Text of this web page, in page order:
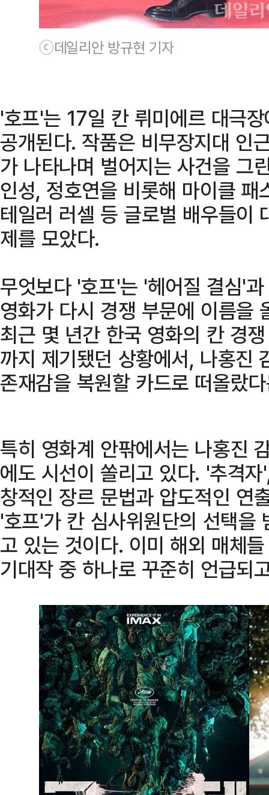
ⓒ데일리안 방규현 기자
'호프'는 17일 칸 뤼미에르 대극
공개된다. 작품은 비무장지대 인
가 나타나며 벌어지는 사건을 그
인성, 정호연을 비롯해 마이클
테일러 러셀 등 글로벌 배우들이
제를 모았다.
무엇보다 '호프'는 '헤어질 결심'
영화가 다시 경쟁 부문에 이름을
최근 몇 년간 한국 영화의 칸 경
까지 제기됐던 상황에서, 나홍진
존재감을 복원할 카드로 떠올랐
특히 영화계 안팎에서는 나홍진
에도 시선이 쏠리고 있다. '추격
창적인 장르 문법과 압도적인 연
'호프'가 칸 심사위원단의 선택을
고 있는 것이다. 이미 해외 매체
기대작 중 하나로 꾸준히 언급되